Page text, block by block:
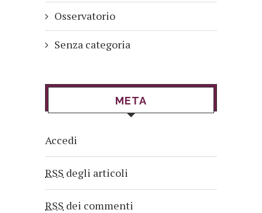
Osservatorio
Senza categoria
META
Accedi
RSS degli articoli
RSS dei commenti